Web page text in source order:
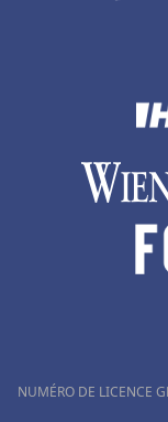
NUMÉRO DE LICENCE